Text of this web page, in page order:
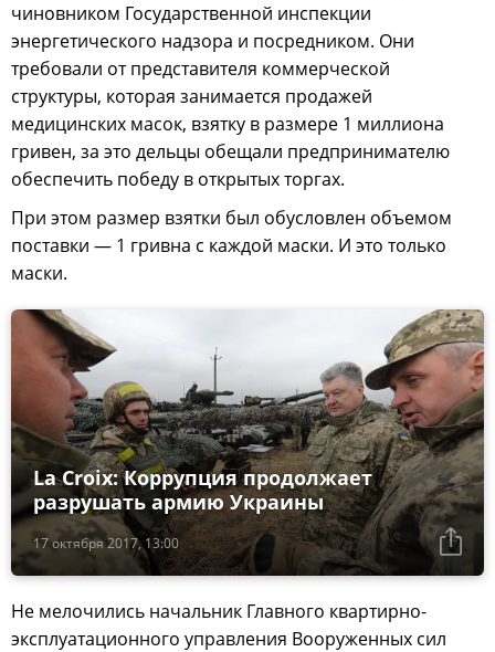
чиновником Государственной инспекции
энергетического надзора и посредником. Они
требовали от представителя коммерческой
структуры, которая занимается продажей
медицинских масок, взятку в размере 1 миллиона
гривен, за это дельцы обещали предпринимателю
обеспечить победу в открытых торгах.
При этом размер взятки был обусловлен объемом
поставки — 1 гривна с каждой маски. И это только
маски.
17 октября 2017, 13:00
La Croix: Коррупция продолжает
разрушать армию Украины
Не мелочились начальник Главного квартирно-
эксплуатационного управления Вооруженных сил